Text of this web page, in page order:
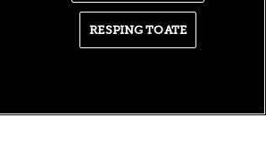
la conferință și
cu oamenii
RESPING TOATE